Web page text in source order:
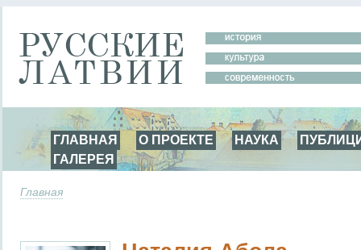
ГЛАВНАЯ О ПРОЕКТЕ НАУКА
ГАЛЕРЕЯ
Главная